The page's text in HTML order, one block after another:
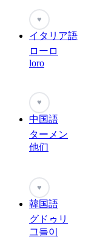
♥
イタリア語
ローロ
loro
♥
中国語
ターメン
他们
♥
韓国語
グドゥリ
그들이